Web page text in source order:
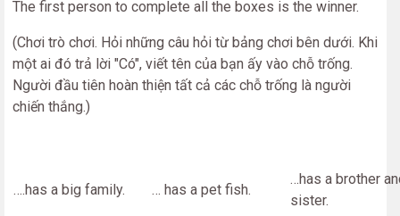
The first person to complete all the boxes is the winner.
(Chơi trò chơi. Hỏi những câu hỏi từ bảng chơi bên dưới. Khi
một ai đó trả lời "Có", viết tên của bạn ấy vào chỗ trống.
Người đầu tiên hoàn thiện tất cả các chỗ trống là người
chiến thắng.)
….has a big family. … has a pet fish.
…has a brother
sister.